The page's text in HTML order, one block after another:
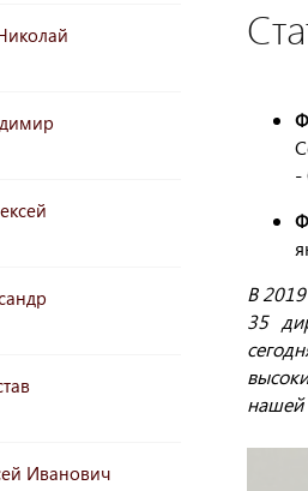
Иванович
-
В
35
нашей